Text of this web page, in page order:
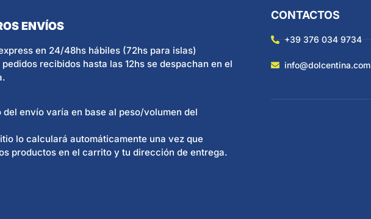
ENVÍOS
en 24/48hs hábiles (72hs para islas)
pedidos recibidos hasta las 12hs se despachan en el
del envío varía en base al peso/volumen del
lo calculará automáticamente una vez que
productos en el carrito y tu dirección de entrega.
CONTACTOS
+39 376 034 9734
info@dolcentina.com